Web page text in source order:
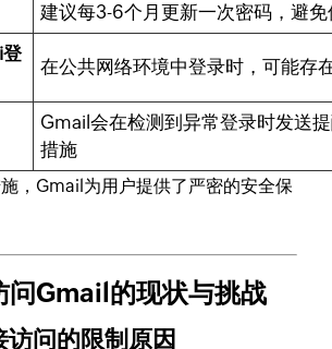
建议每3-6个月更新一次密码，避
登
在公共网络环境中登录时，可能存
Gmail会在检测到异常登录时发送
措施
，Gmail为用户提供了严密的安全保
问Gmail的现状与挑战
访问的限制原因